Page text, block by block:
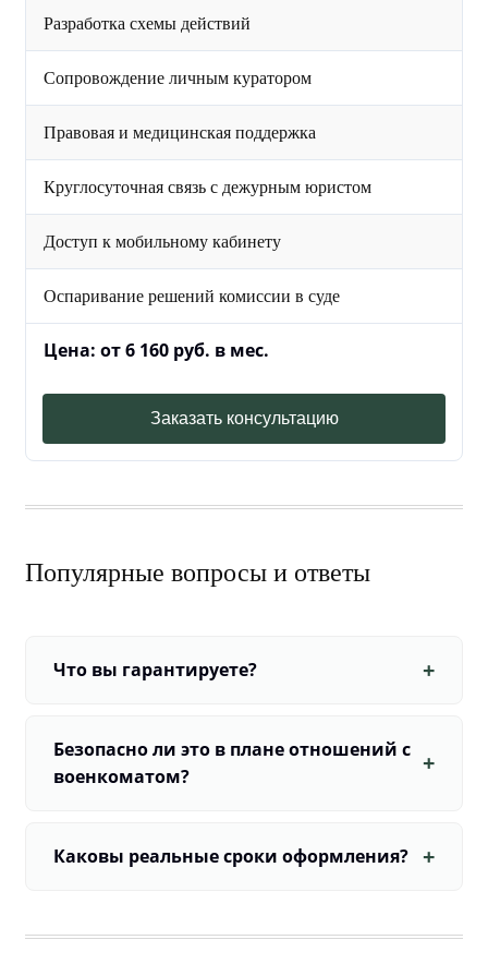
Разработка схемы действий
Сопровождение личным куратором
Правовая и медицинская поддержка
Круглосуточная связь с дежурным юристом
Доступ к мобильному кабинету
Оспаривание решений комиссии в суде
Цена: от 6 160 руб. в мес.
Заказать консультацию
Популярные вопросы и ответы
Что вы гарантируете?
Безопасно ли это в плане отношений с
военкоматом?
Каковы реальные сроки оформления?